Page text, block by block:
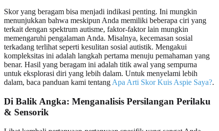
Skor yang beragam bisa menjadi indikasi penting. Ini mungkin
menunjukkan bahwa meskipun Anda memiliki beberapa ciri yang
terkait dengan spektrum autisme, faktor-faktor lain mungkin
memengaruhi pengalaman Anda. Misalnya, kecemasan sosial
terkadang terlihat seperti kesulitan sosial autistik. Mengakui
kompleksitas ini adalah langkah pertama menuju pemahaman yang
benar. Hasil yang beragam ini adalah titik awal yang sempurna
untuk eksplorasi diri yang lebih dalam. Untuk menyelami lebih
dalam, baca panduan kami tentangApa Arti Skor Kuis Aspie Saya?.
Di Balik Angka: Menganalisis Persilangan Perilaku
& Sensorik